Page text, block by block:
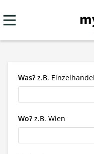
Was? z.B.
Wo? z.B. Wien